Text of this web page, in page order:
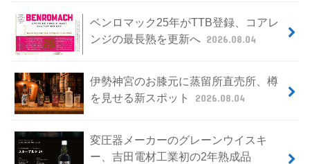
ベンロマック25年がTTB登録、コアレ
ンジの最長熟を更新へ 2026.08.04
伊勢神宮のお膝元に蒸留所直売所、樽
を見せる新スポット
2026.08.04
変圧器メーカーのグレーンウイスキ
ー、吉田電材工業初の2年熟成品